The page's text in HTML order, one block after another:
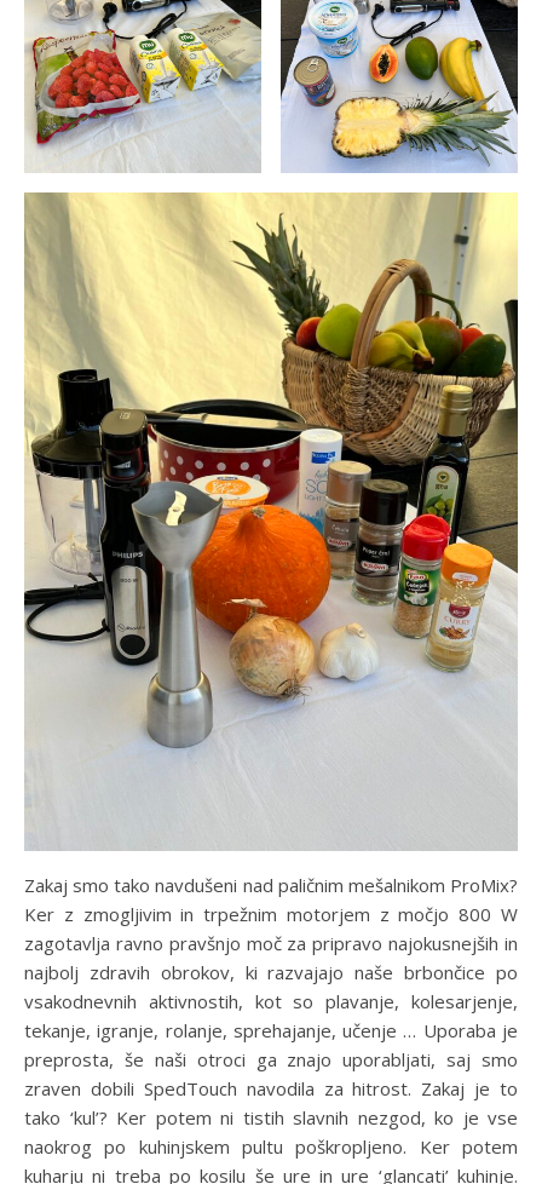
Zakaj smo tako navdušeni nad paličnim mešalnikom ProMix?
Ker z zmogljivim in trpežnim motorjem z močjo 800 W
zagotavlja ravno pravšnjo moč za pripravo najokusnejših in
najbolj zdravih obrokov, ki razvajajo naše brbončice po
vsakodnevnih aktivnostih, kot so plavanje, kolesarjenje,
tekanje, igranje, rolanje, sprehajanje, učenje … Uporaba je
preprosta, še naši otroci ga znajo uporabljati, saj smo
zraven dobili SpedTouch navodila za hitrost. Zakaj je to
tako ‘kul’? Ker potem ni tistih slavnih nezgod, ko je vse
naokrog po kuhinjskem pultu poškropljeno. Ker potem
kuharju ni treba po kosilu še ure in ure ‘glancati’ kuhinje.